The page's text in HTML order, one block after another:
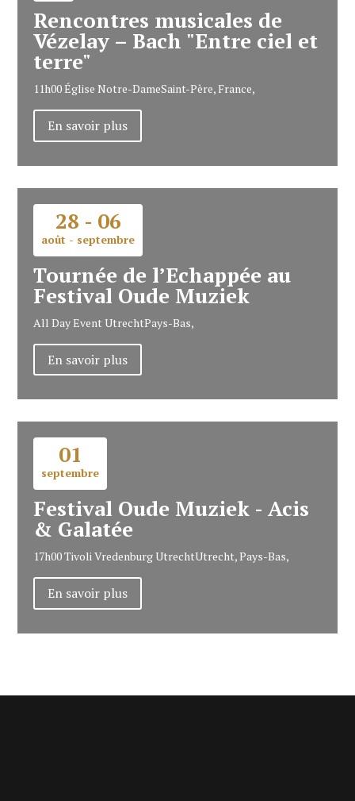
Rencontres musicales de
Vézelay – Bach "Entre ciel et
terre"
11h00Église Notre-DameSaint-Père, France,
En savoir plus
28 - 06
août - septembre
Tournée de l’Echappée au
Festival Oude Muziek
All Day EventUtrechtPays-Bas,
En savoir plus
01
septembre
Festival Oude Muziek - Acis
& Galatée
17h00Tivoli Vredenburg UtrechtUtrecht, Pays-Bas,
En savoir plus